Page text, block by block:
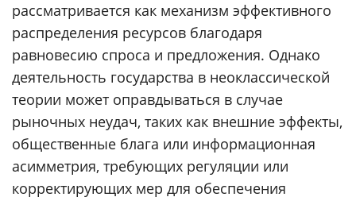
рассматривается как механизм эффективного
распределения ресурсов благодаря
равновесию спроса и предложения. Однако
деятельность государства в неоклассической
теории может оправдываться в случае
рыночных неудач, таких как внешние эффекты,
общественные блага или информационная
асимметрия, требующих регуляции или
корректирующих мер для обеспечения